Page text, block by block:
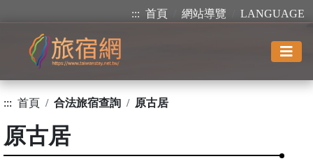
::: 首頁 網站導覽 LANGUAGE
::: 首頁 合法旅宿查詢 原古居
原古居